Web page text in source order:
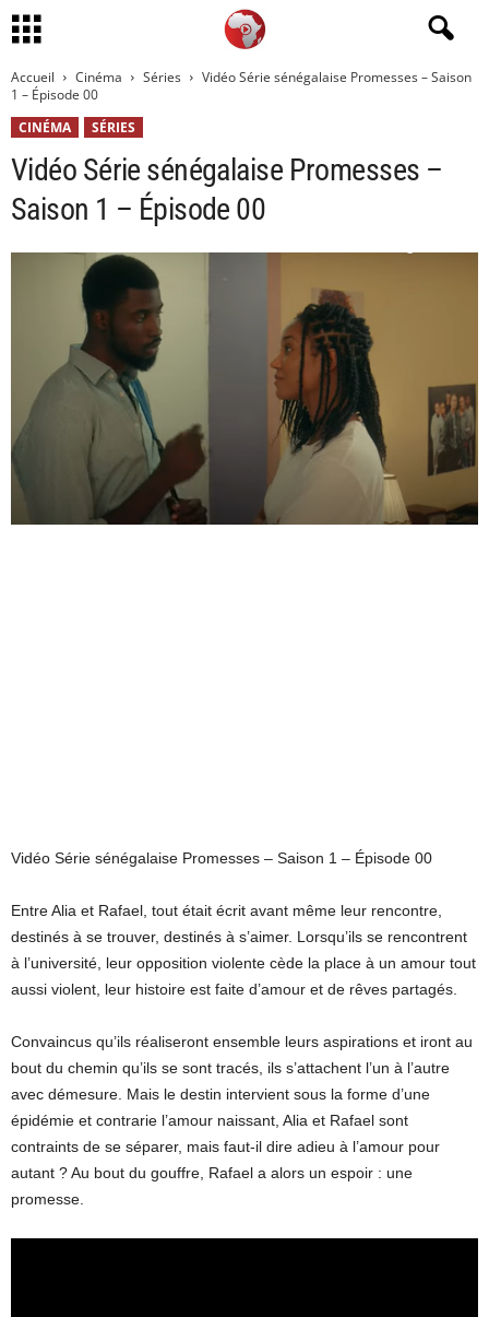
Accueil Cinéma Séries
Vidéo Série sénégalaise Promesses – Saison
1 – Épisode 00
CINÉMA
SÉRIES
Vidéo Série sénégalaise Promesses –
Saison 1 – Épisode 00
Vidéo Série sénégalaise Promesses – Saison 1 – Épisode 00
Entre Alia et Rafael, tout était écrit avant même leur rencontre,
destinés à se trouver, destinés à s’aimer. Lorsqu’ils se rencontrent
à l’université, leur opposition violente cède la place à un amour tout
aussi violent, leur histoire est faite d’amour et de rêves partagés.
Convaincus qu’ils réaliseront ensemble leurs aspirations et iront au
bout du chemin qu’ils se sont tracés, ils s’attachent l’un à l’autre
avec démesure. Mais le destin intervient sous la forme d’une
épidémie et contrarie l’amour naissant, Alia et Rafael sont
contraints de se séparer, mais faut-il dire adieu à l’amour pour
autant ? Au bout du gouffre, Rafael a alors un espoir : une
promesse.